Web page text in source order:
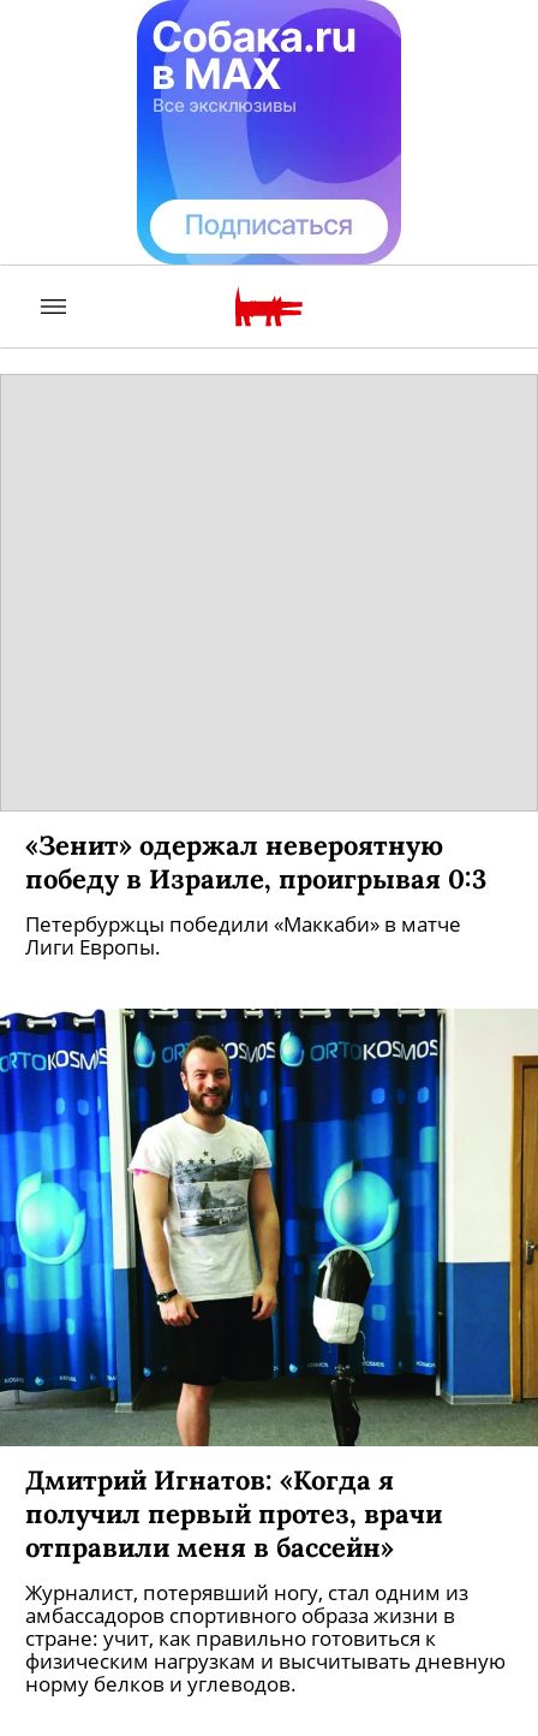
«Зенит» одержал невероятную
победу в Израиле, проигрывая 0:3
Петербуржцы победили «Маккаби» в матче
Лиги Европы.
Дмитрий Игнатов: «Когда я
получил первый протез, врачи
отправили меня в бассейн»
Журналист, потерявший ногу, стал одним из
амбассадоров спортивного образа жизни в
стране: учит, как правильно готовиться к
физическим нагрузкам и высчитывать дневную
норму белков и углеводов.